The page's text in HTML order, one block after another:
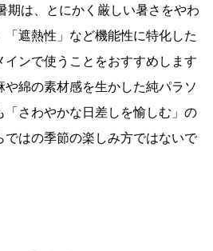
期は、とにかく厳しい暑さをやわ
遮熱性」など機能性に特化した
インで使うことをおすすめします
綿の素材感を生かした純パラソ
「さわやかな日差しを愉しむ」の
ではの季節の楽しみ方ではないで